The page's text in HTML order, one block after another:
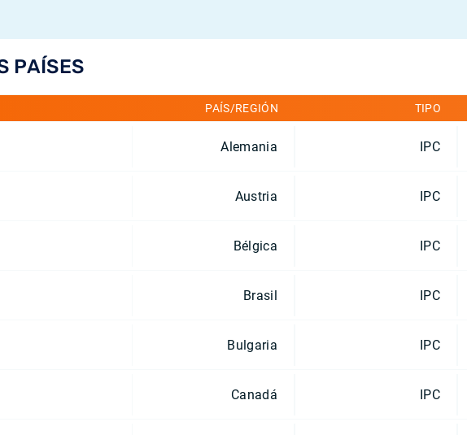
PAÍSES
PAÍS/REGIÓN TIPO
Alemania IPC
Austria IPC
Bélgica IPC
Brasil IPC
Bulgaria IPC
Canadá IPC